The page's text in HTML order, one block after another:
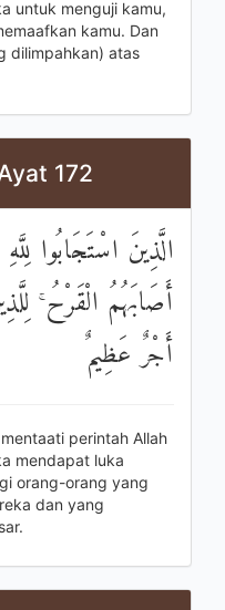
untuk menguji kamu,
kamu. Dan
dilimpahkan) atas
172
الَّذِينَ اسْتَجَابُوا
أَصَابَهُمُ الْقَرْحُ
أَجْرٌ عَظِيمٌ
perintah Allah
mendapat luka
orang-orang yang
dan yang